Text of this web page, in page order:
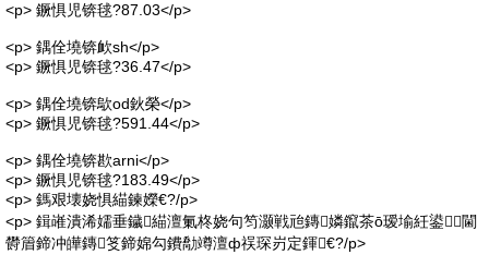
<p> 鐝惧児锛毬?87.03</p>
<p> 鍝佺墝锛欰sh</p>
<p> 鐝惧児锛毬?36.47</p>
<p> 鍝佺墝锛歍od鈥榮</p>
<p> 鐝惧児锛毬?591.44</p>
<p> 鍝佺墝锛歁arni</p>
<p> 鐝惧児锛毬?183.49</p>
<p> 鎷艰壊娆惧緢鍊嬫€?/p>
<p> 鍓嶉潰浠嬬垂鐬緢澶氭柊娆句笉灏戦兘鏄嫾鑹茶ō瑷堬紝鍙閫
欎篃鍗冲皣鏄笅鍗婂勾鐨勪竴澶ф祦琛岃定鍕€?/p>